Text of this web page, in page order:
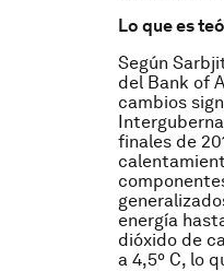
Lo que es
Según
del Bank of
cambios
finales de
energía
dióxido de
a 4,5º C, lo